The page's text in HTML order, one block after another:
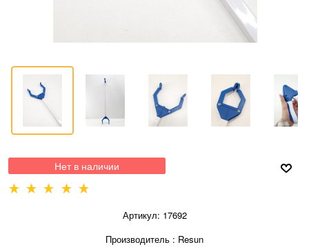
Нет в наличии
Артикул: 17692
Производитель : Resun